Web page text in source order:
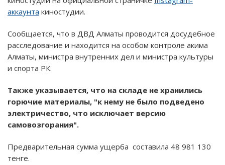
аккаунта киностудии.
Сообщается, что в ДВД Алматы проводится досудебное
расследование и находится на особом контроле акима
Алматы, министра внутренних дел и министра культуры
и спорта РК.
Также указывается, что на складе не хранились
горючие материалы, "к нему не было подведено
электричество, что исключает версию
самовозгорания".
Предварительная сумма ущерба составила 48 981 130
тенге.